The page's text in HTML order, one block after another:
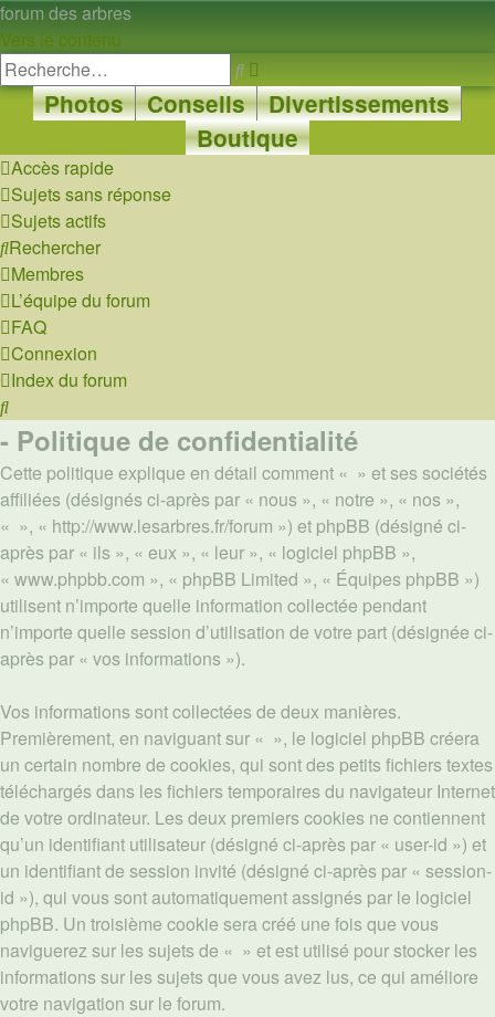
forum des arbres
Vers le contenu
Rechercher
avancée
Photos Conseils
Divertissements
Boutique
Accès rapide
Sujets sans réponse
Sujets actifs
Rechercher
Membres
L’équipe du forum
FAQ
Connexion
Index du forum
Rechercher
- Politique de confidentialité
Cette politique explique en détail comment « » et ses sociétés
affiliées (désignés ci-après par « nous », « notre », « nos »,
« », « http://www.lesarbres.fr/forum ») et phpBB (désigné ci-
après par « ils », « eux », « leur », « logiciel phpBB »,
« www.phpbb.com », « phpBB Limited », « Équipes phpBB »)
utilisent n’importe quelle information collectée pendant
n’importe quelle session d’utilisation de votre part (désignée ci-
après par « vos informations »).
Vos informations sont collectées de deux manières.
Premièrement, en naviguant sur « », le logiciel phpBB créera
un certain nombre de cookies, qui sont des petits fichiers textes
téléchargés dans les fichiers temporaires du navigateur Internet
de votre ordinateur. Les deux premiers cookies ne contiennent
qu’un identifiant utilisateur (désigné ci-après par « user-id ») et
un identifiant de session invité (désigné ci-après par « session-
id »), qui vous sont automatiquement assignés par le logiciel
phpBB. Un troisième cookie sera créé une fois que vous
naviguerez sur les sujets de « » et est utilisé pour stocker les
informations sur les sujets que vous avez lus, ce qui améliore
votre navigation sur le forum.